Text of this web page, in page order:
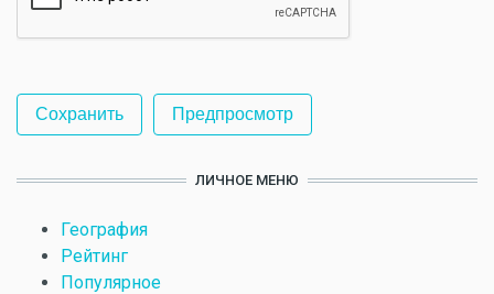
ЛИЧНОЕ МЕНЮ
География
Рейтинг
Популярное